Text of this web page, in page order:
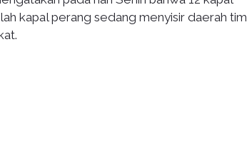
kapal perang sedang menyisir daerah